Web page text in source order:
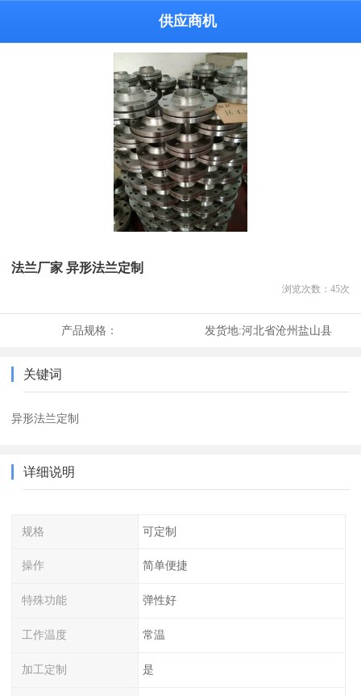
供应商机
法兰厂家 异形法兰定制
浏览次数： 45次
产品规格： 发货地:河北省沧州盐山县
关键词
异形法兰定制
详细说明
规格 可定制
操作 简单便捷
特殊功能 弹性好
工作温度 常温
加工定制 是